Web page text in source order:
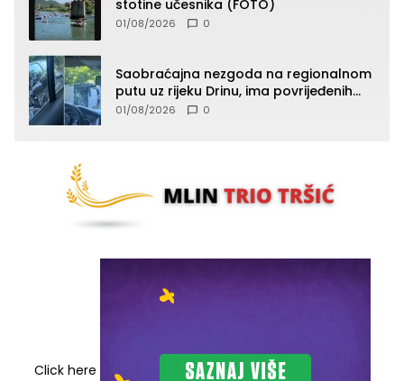
stotine učesnika (FOTO)
01/08/2026 0
Saobraćajna nezgoda na regionalnom
putu uz rijeku Drinu, ima povrijeđenih
lica (FOTO)
01/08/2026 0
Click here